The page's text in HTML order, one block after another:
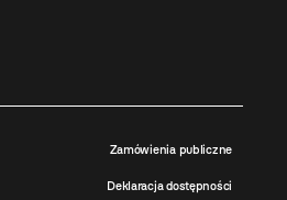
Zamówienia publiczne
Deklaracja dostępności